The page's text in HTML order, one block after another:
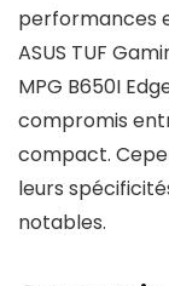
performances
ASUS TUF
MPG B650I
compromis
compact.
leurs
notables.